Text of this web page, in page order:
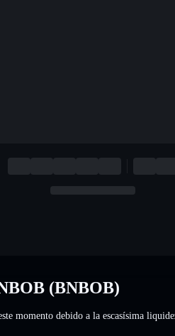
(BNBOB)
momento debido a la escasísima